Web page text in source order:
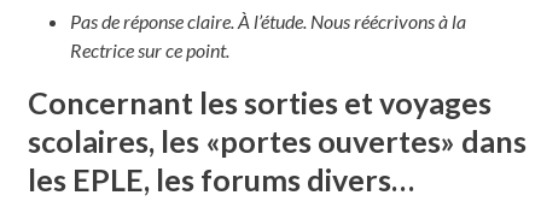
Pas de réponse claire. À l’étude. Nous réécrivons à la
Rectrice sur ce point.
Concernant les sorties et voyages
scolaires, les «portes ouvertes» dans
les EPLE, les forums divers…